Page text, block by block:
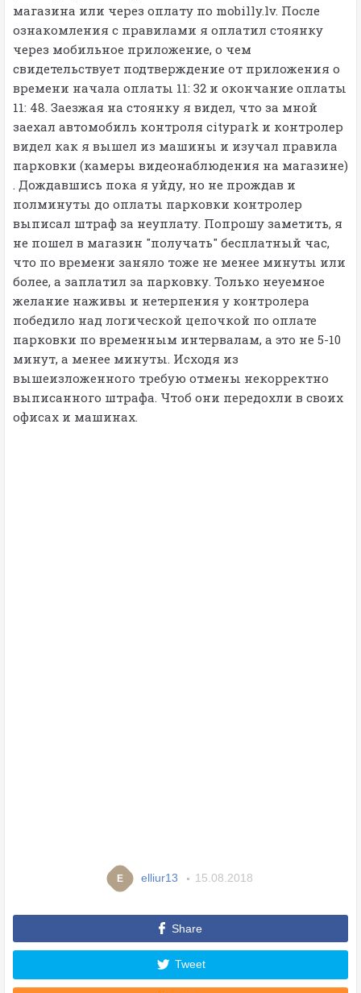
магазина или через оплату по mobilly.lv. После
ознакомления с правилами я оплатил стоянку
через мобильное приложение, о чем
свидетельствует подтверждение от приложения о
времени начала оплаты 11: 32 и окончание оплаты
11: 48. Заезжая на стоянку я видел, что за мной
заехал автомобиль контроля citypark и контролер
видел как я вышел из машины и изучал правила
парковки (камеры видеонаблюдения на магазине)
. Дождавшись пока я уйду, но не прождав и
полминуты до оплаты парковки контролер
выписал штраф за неуплату. Попрошу заметить, я
не пошел в магазин "получать" бесплатный час,
что по времени заняло тоже не менее минуты или
более, а заплатил за парковку. Только неуемное
желание наживы и нетерпения у контролера
победило над логической цепочкой по оплате
парковки по временным интервалам, а это не 5-10
минут, а менее минуты. Исходя из
вышеизложенного требую отмены некорректно
выписанного штрафа. Чтоб они передохли в своих
офисах и машинах.
E elliur13 15.08.2018
Share
Tweet